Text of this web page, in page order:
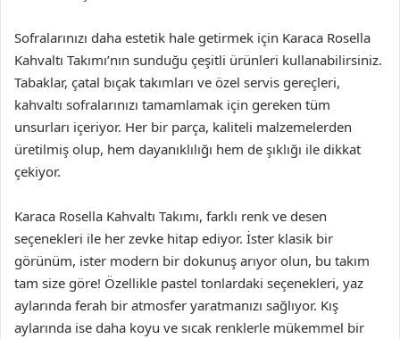
Sofralarınızı daha estetik hale getirmek için Karaca Rosella
Kahvaltı Takımı’nın sunduğu çeşitli ürünleri kullanabilirsiniz.
Tabaklar, çatal bıçak takımları ve özel servis gereçleri,
kahvaltı sofralarınızı tamamlamak için gereken tüm
unsurları içeriyor. Her bir parça, kaliteli malzemelerden
üretilmiş olup, hem dayanıklılığı hem de şıklığı ile dikkat
çekiyor.
Karaca Rosella Kahvaltı Takımı, farklı renk ve desen
seçenekleri ile her zevke hitap ediyor. İster klasik bir
görünüm, ister modern bir dokunuş arıyor olun, bu takım
tam size göre! Özellikle pastel tonlardaki seçenekleri, yaz
aylarında ferah bir atmosfer yaratmanızı sağlıyor. Kış
aylarında ise daha koyu ve sıcak renklerle mükemmel bir